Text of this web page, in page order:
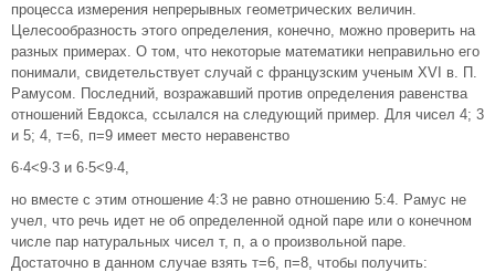
процесса измерения непрерывных геометрических величин.
Целесообразность этого определения, конечно, можно проверить на
разных примерах. О том, что некоторые математики неправильно его
понимали, свидетельствует случай с французским ученым XVI в. П.
Рамусом. Последний, возражавший против определения равенства
отношений Евдокса, ссылался на следующий пример. Для чисел 4; 3
и 5; 4, т=6, п=9 имеет место неравенство
6·4<9·3 и 6·5<9·4,
но вместе с этим отношение 4:3 не равно отношению 5:4. Рамус не
учел, что речь идет не об определенной одной паре или о конечном
числе пар натуральных чисел т, п, а о произвольной паре.
Достаточно в данном случае взять т=6, п=8, чтобы получить: